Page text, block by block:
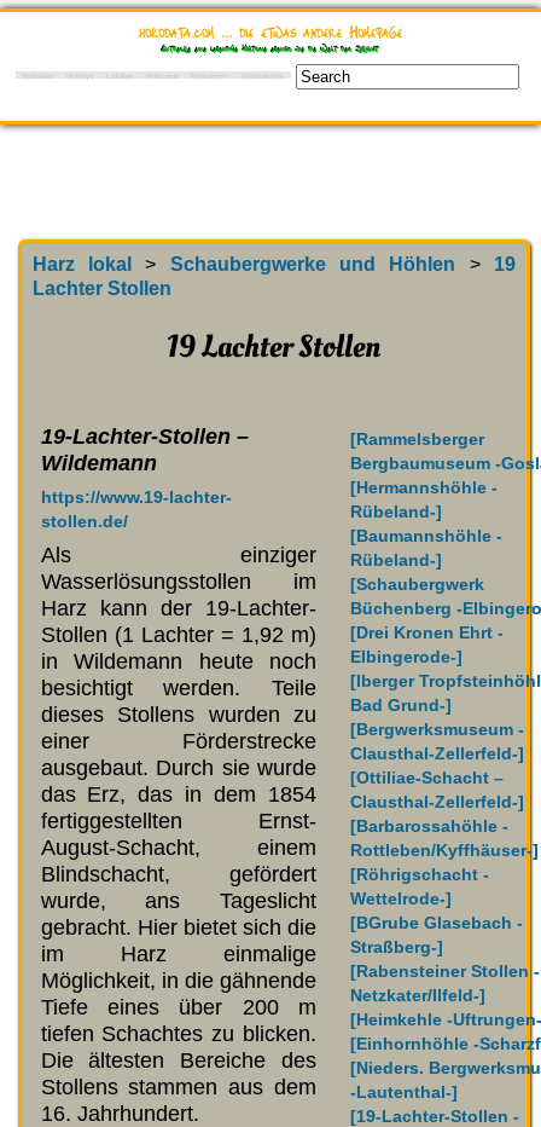
hokodata.com … die etwas andere Homepage
Entdecke eine lebendige Historie ebenso wie die Welt der Zukunft
Harz lokal
> Schaubergwerke und Höhlen > 19
Lachter Stollen
19 Lachter Stollen
19-Lachter-Stollen –
Wildemann
https://www.19-lachter-
stollen.de/
Als einziger
Wasserlösungsstollen im
Harz kann der 19-Lachter-
Stollen (1 Lachter = 1,92 m)
in Wildemann heute noch
besichtigt werden. Teile
dieses Stollens wurden zu
einer Förderstrecke
ausgebaut. Durch sie wurde
das Erz, das in dem 1854
fertiggestellten Ernst-
August-Schacht, einem
Blindschacht, gefördert
wurde, ans Tageslicht
gebracht. Hier bietet sich die
im Harz einmalige
Möglichkeit, in die gähnende
Tiefe eines über 200 m
tiefen Schachtes zu blicken.
Die ältesten Bereiche des
Stollens stammen aus dem
16. Jahrhundert.
[Rammelsberger
Bergbaumuseum -
[Hermannshöhle -
Rübeland-]
[Baumannshöhle -
Rübeland-]
[Schaubergwerk
Büchenberg -
[Drei Kronen Ehrt -
Elbingerode-]
[Iberger
Bad Grund-]
[Bergwerksmuseum -
Clausthal-Zellerfeld-]
[Ottiliae-Schacht –
Clausthal-Zellerfeld-]
[Barbarossahöhle -
Rottleben/Kyffhäuser-]
[Röhrigschacht -
Wettelrode-]
[BGrube Glasebach -
Straßberg-]
[Rabensteiner Stollen -
Netzkater/Ilfeld-]
[Heimkehle -
[Einhornhöhle -
[Nieders.
-Lautenthal-]
[19-Lachter-Stollen -